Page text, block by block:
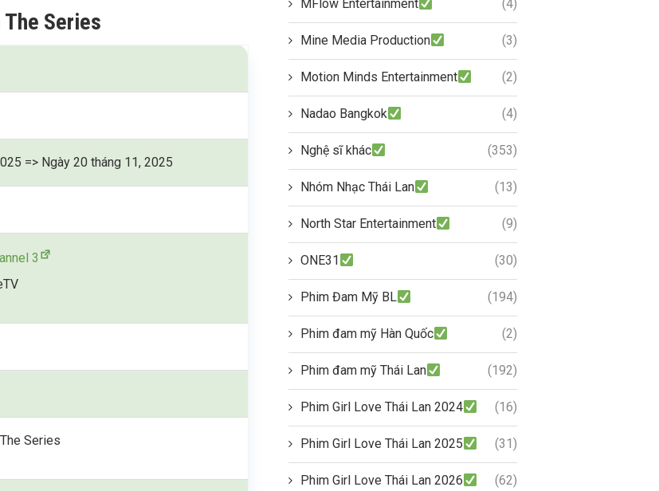
Series
=> Ngày 20 tháng 11, 2025
3
Series
MFlow Entertainment (4)
Mine Media Production (3)
Motion Minds Entertainment (2)
Nadao Bangkok (4)
Nghệ sĩ khác (353)
Nhóm Nhạc Thái Lan (13)
North Star Entertainment (9)
ONE31 (30)
Phim Đam Mỹ BL (194)
Phim đam mỹ Hàn Quốc (2)
Phim đam mỹ Thái Lan (192)
Phim Girl Love Thái Lan 2024 (16)
Phim Girl Love Thái Lan 2025 (31)
Phim Girl Love Thái Lan 2026 (62)